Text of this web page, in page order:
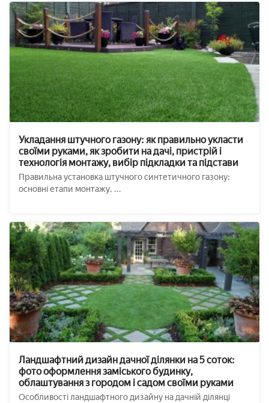
Укладання штучного газону: як правильно укласти
своїми руками, як зробити на дачі, пристрій і
технологія монтажу, вибір підкладки та підстави
Правильна установка штучного синтетичного газону:
основні етапи монтажу, ...
Ландшафтний дизайн дачної ділянки на 5 соток:
фото оформлення заміського будинку,
облаштування з городом і садом своїми руками
Особливості ландшафтного дизайну на дачній ділянці